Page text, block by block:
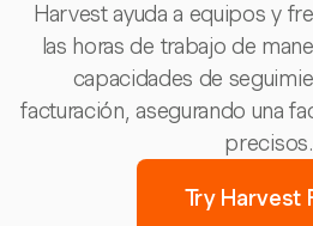
Harvest ayuda a equipos y
las horas de trabajo de
capacidades de
facturación, asegurando una
precisos.
Try Harvest